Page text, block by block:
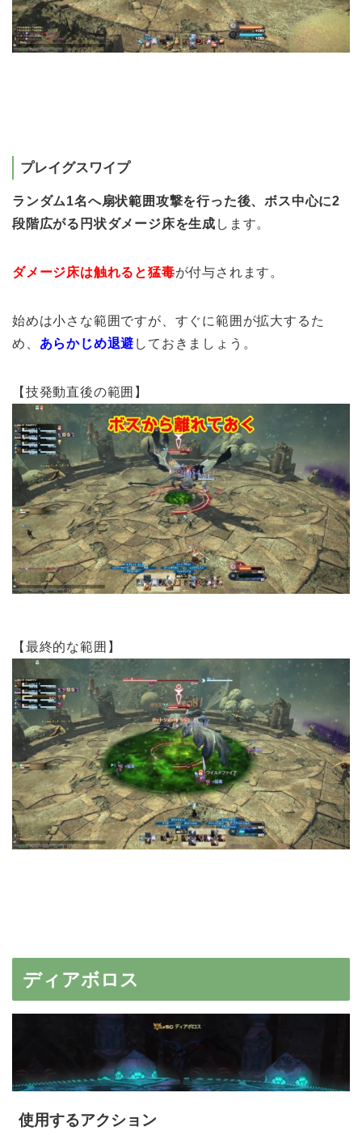
プレイグスワイプ
ランダム1名へ扇状範囲攻撃を行った後、ボス中心に2
段階広がる円状ダメージ床を生成 します。
ダメージ床は触れると猛毒が付与されます。
始めは小さな範囲ですが、すぐに範囲が拡大するた
め、 あらかじめ退避 しておきましょう。
【技発動直後の範囲】
【最終的な範囲】
ディアボロス
使用するアクション